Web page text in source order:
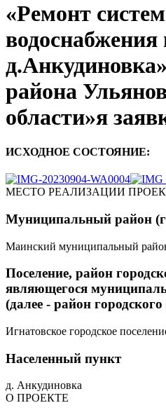
«Ремонт
водоснабжения
района
области»я
ИСХОДНОЕ СОСТОЯНИЕ:
МЕСТО РЕАЛИЗАЦИИ
Муниципальный район
Маинский муниципальный
Поселение, район
являющегося
(далее - район
Игнатовское городское
Населенный пункт
д. Анкудиновка
О ПРОЕКТЕ